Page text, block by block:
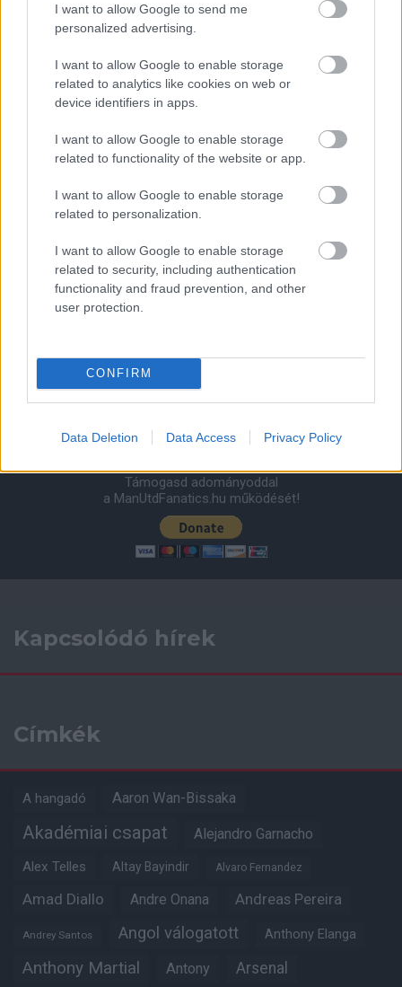
I want to allow Google to send me
personalized advertising.
I want to allow Google to enable storage
related to analytics like cookies on web or
device identifiers in apps.
I want to allow Google to enable storage
related to functionality of the website or app.
I want to allow Google to enable storage
related to personalization.
I want to allow Google to enable storage
related to security, including authentication
functionality and fraud prevention, and other
user protection.
CONFIRM
Data Deletion Data Access Privacy Policy
Meccs Center
Paris Saint-Germainvs
Felkészülési szezon 4. mérkőzés
2026-08-08 17:00
Leeds United Manchester United 2026-08-12 20:30
AC Milanvs Manchester United
ELŐZŐ MÉRKŐZÉSEK
Támogasd adományoddal
a ManUtdFanatics.hu működését!
Kapcsolódó hírek
Címkék
A hangadó Aaron Wan-Bissaka
Akadémiai csapat Alejandro Garnacho
Alex Telles Altay Bayindir Alvaro Fernandez
Amad Diallo Andre Onana Andreas Pereira
Andrey Santos Angol válogatott Anthony Elanga
Anthony Martial Antony Arsenal